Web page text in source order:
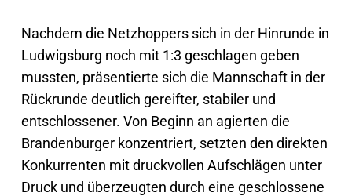
Nachdem die Netzhoppers sich in der Hinrunde in
Ludwigsburg noch mit 1:3 geschlagen geben
mussten, präsentierte sich die Mannschaft in der
Rückrunde deutlich gereifter, stabiler und
entschlossener. Von Beginn an agierten die
Brandenburger konzentriert, setzten den direkten
Konkurrenten mit druckvollen Aufschlägen unter
Druck und überzeugten durch eine geschlossene